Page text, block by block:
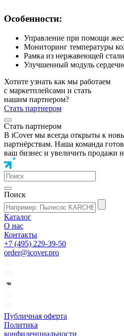
Особенности:
Управление при помощи
Мониторинг температуры
Рамка из нержавеющей стали
Улучшенный модуль
Хотите узнать как мы работаем
с маркетплейсами и стать
нашим партнером?
Стать партнером
Стать партнером
В iCover мы всегда открыты к
партнёрствам. Наша команда
ваш бизнес и увеличить продажи
Поиск
Каталог
О нас
Контакты
+7 (495) 229-39-50
order@icover.pro
Публичная оферта
Политика
конфиденциальности